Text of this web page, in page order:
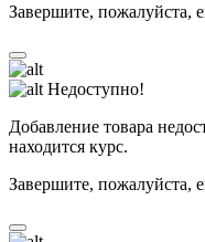
Завершите, пожалуйста,
Недоступно!
Добавление товара
находится курс.
Завершите, пожалуйста,